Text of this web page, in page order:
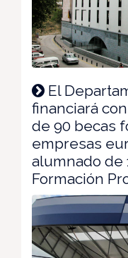
El
financiará
de 90 becas
empresas
alumnado de
Formación